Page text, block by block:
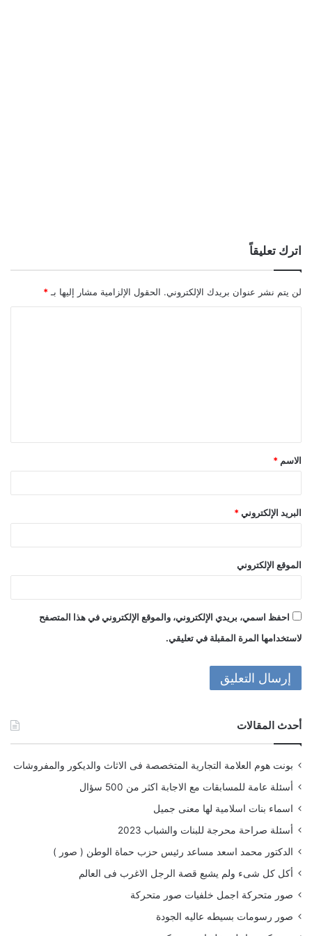
اترك تعليقاً
لن يتم نشر عنوان بريدك الإلكتروني. الحقول الإلزامية مشار إليها بـ *
ق
*
الاسم *
البريد الإلكتروني *
الموقع الإلكتروني
احفظ اسمي، بريدي الإلكتروني، والموقع الإلكتروني في هذا المتصفح
لاستخدامها المرة المقبلة في تعليقي.
أحدث المقالات
بونت هوم العلامة التجارية المتخصصة فى الاثاث والديكور والمفروشات
أسئلة عامة للمسابقات مع الاجابة اكثر من 500 سؤال
اسماء بنات اسلامية لها معنى جميل
أسئلة صراحة محرجة للبنات والشباب 2023
الدكتور محمد اسعد مساعد رئيس حزب حماة الوطن ( صور )
أكل كل شىء ولم يشبع قصة الرجل الاغرب فى العالم
صور متحركة اجمل خلفيات صور متحركة
صور رسومات بسيطه عاليه الجودة